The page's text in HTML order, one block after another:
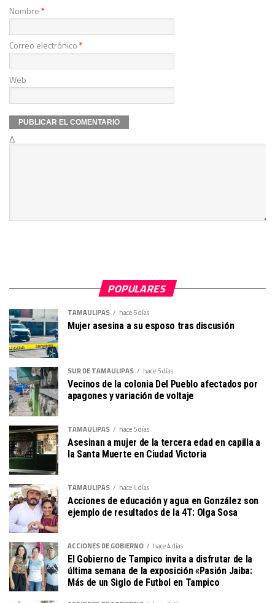
Nombre*
Correo electrónico*
Web
Δ
POPULARES
TAMAULIPAS hace 5 días
Mujer asesina a su esposo tras discusión
SUR DE TAMAULIPAS hace 5 días
Vecinos de la colonia Del Pueblo afectados por
apagones y variación de voltaje
TAMAULIPAS hace 5 días
Asesinan a mujer de la tercera edad en capilla a
la Santa Muerte en Ciudad Victoria
TAMAULIPAS hace 4 días
Acciones de educación y agua en González son
ejemplo de resultados de la 4T: Olga Sosa
ACCIONES DE GOBIERNO hace 4 días
El Gobierno de Tampico invita a disfrutar de la
última semana de la exposición «Pasión Jaiba:
Más de un Siglo de Futbol en Tampico